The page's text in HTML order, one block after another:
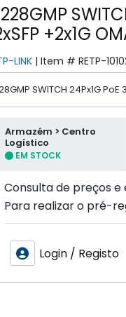
+2x1G
LINK | Item # RETP-
SWITCH 24Px1G
Armazém > Centro
Logístico
EM STOCK
Consulta de preços
Para realizar o pré-
Login / Registo